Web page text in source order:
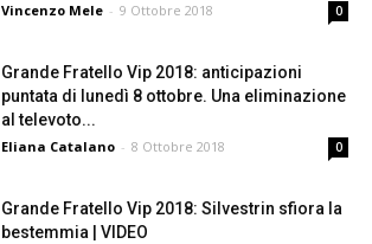
Vincenzo Mele - 9 Ottobre 2018 0
Grande Fratello Vip 2018: anticipazioni
puntata di lunedì 8 ottobre. Una eliminazione
al televoto...
Eliana Catalano - 8 Ottobre 2018 0
Grande Fratello Vip 2018: Silvestrin sfiora la
bestemmia | VIDEO